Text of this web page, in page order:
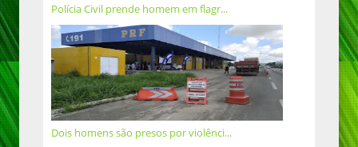
Polícia Civil prende homem em flagr...
Dois homens são presos por violênci...